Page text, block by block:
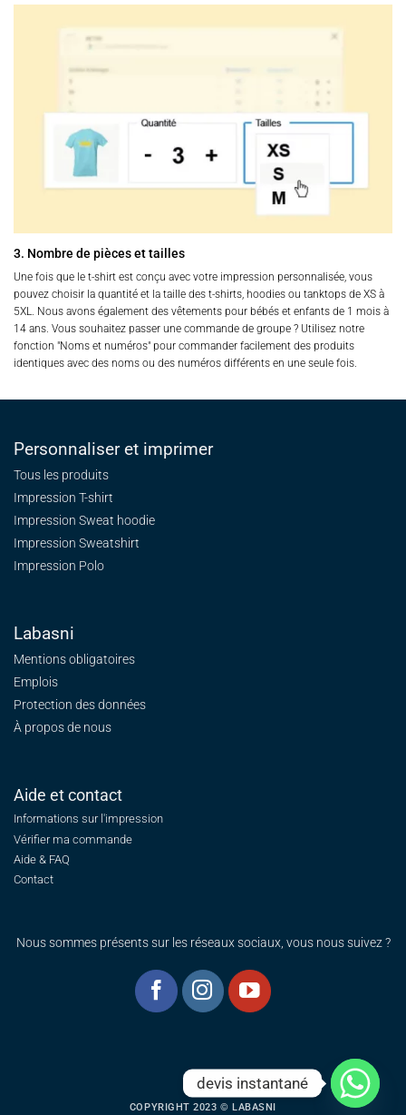
3. Nombre de pièces et tailles
Une fois que le t-shirt est conçu avec votre impression personnalisée, vous
pouvez choisir la quantité et la taille des t-shirts, hoodies ou tanktops de XS à
5XL. Nous avons également des vêtements pour bébés et enfants de 1 mois à
14 ans. Vous souhaitez passer une commande de groupe ? Utilisez notre
fonction "Noms et numéros" pour commander facilement des produits
identiques avec des noms ou des numéros différents en une seule fois.
Personnaliser et imprimer
Tous les produits
Impression T-shirt
Impression Sweat hoodie
Impression Sweatshirt
Impression Polo
Labasni
Mentions obligatoires
Emplois
Protection des données
À propos de nous
Aide et contact
Informations sur l'impression
Vérifier ma commande
Aide & FAQ
Contact
Nous sommes présents sur les réseaux sociaux, vous nous suivez ?
COPYRIGHT 2023 © LABASNI
devis instantané